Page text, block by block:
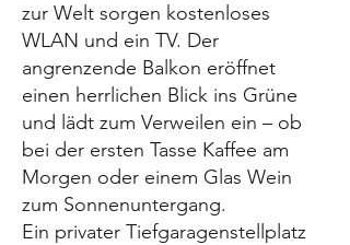
zur Welt sorgen kostenloses
WLAN und ein TV. Der
angrenzende Balkon eröffnet
einen herrlichen Blick ins Grüne
und lädt zum Verweilen ein – ob
bei der ersten Tasse Kaffee am
Morgen oder einem Glas Wein
zum Sonnenuntergang.
Ein privater Tiefgaragenstellplatz